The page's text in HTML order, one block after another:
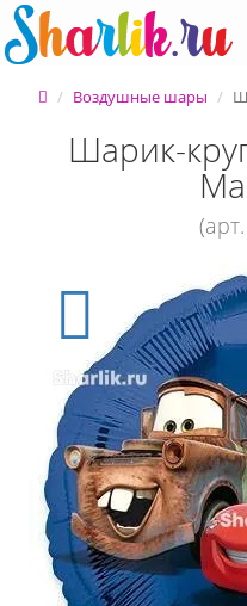
Воздушные шары
Шарик-